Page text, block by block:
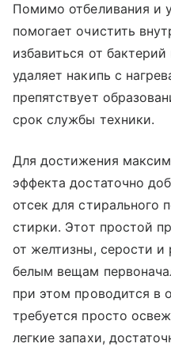
Помимо отбеливания и
помогает очистить
избавиться от
удаляет накипь с
препятствует
срок службы техники.
Для достижения
эффекта достаточно
отсек для стирального
стирки. Этот простой
от желтизны, серости и
белым вещам
при этом проводится
требуется просто
легкие запахи,